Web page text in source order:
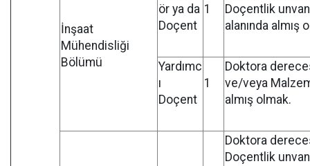
İnşaat
Mühendisliği
Bölümü
ör ya da
Doçent
1
Doçentlik
alanında almış
Yardımc
ı
Doçent
1
Doktora
ve/veya
almış olmak.
Doktora
Doçentlik